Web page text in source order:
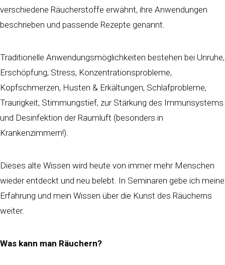
verschiedene Räucherstoffe erwähnt, ihre Anwendungen
beschrieben und passende Rezepte genannt.
Traditionelle Anwendungsmöglichkeiten bestehen bei Unruhe,
Erschöpfung, Stress, Konzentrationsprobleme,
Kopfschmerzen, Husten & Erkältungen, Schlafprobleme,
Traurigkeit, Stimmungstief, zur Stärkung des Immunsystems
und Desinfektion der Raumluft (besonders in
Krankenzimmern!).
Dieses alte Wissen wird heute von immer mehr Menschen
wieder entdeckt und neu belebt. In Seminaren gebe ich meine
Erfahrung und mein Wissen über die Kunst des Räucherns
weiter.
Was kann man Räuchern?